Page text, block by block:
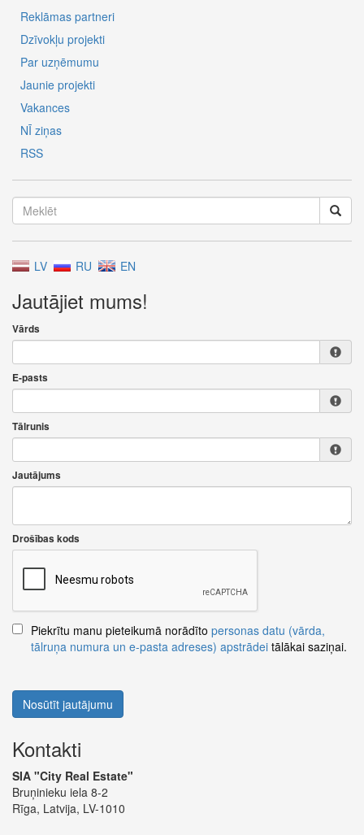
Reklāmas partneri
Dzīvokļu projekti
Par uzņēmumu
Jaunie projekti
Vakances
NĪ ziņas
RSS
LV RU EN
Jautājiet mums!
Vārds
E-pasts
Tālrunis
Jautājums
Drošības kods
Piekrītu manu pieteikumā norādīto personas datu (vārda,
tālruņa numura un e-pasta adreses) apstrādei tālākai saziņai.
Nosūtīt jautājumu
Kontakti
SIA "City Real Estate"
Bruņinieku iela 8-2
Rīga, Latvija, LV-1010